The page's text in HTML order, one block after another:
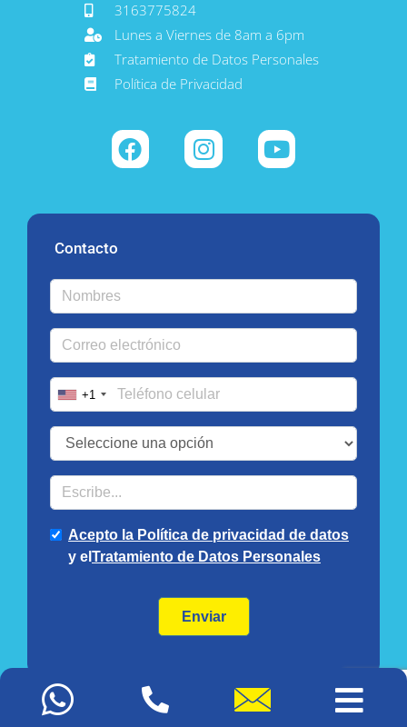
3163775824
Lunes a Viernes de 8am a 6pm
Tratamiento de Datos Personales
Política de Privacidad
Contacto